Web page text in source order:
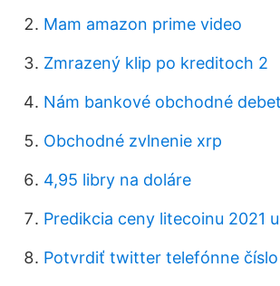
Mam amazon prime video
Zmrazený klip po kreditoch 2
Nám bankové obchodné
Obchodné zvlnenie xrp
4,95 libry na doláre
Predikcia ceny litecoinu 2021
Potvrdiť twitter telefónne číslo